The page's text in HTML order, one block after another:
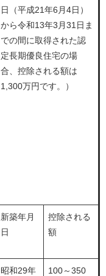
日（平成21年6月4日）
から令和13年3月31日ま
での間に取得された認
定長期優良住宅の場
合、控除される額は
1,300万円です。）
新築年月
日
控除される
額
昭和29年
100～350